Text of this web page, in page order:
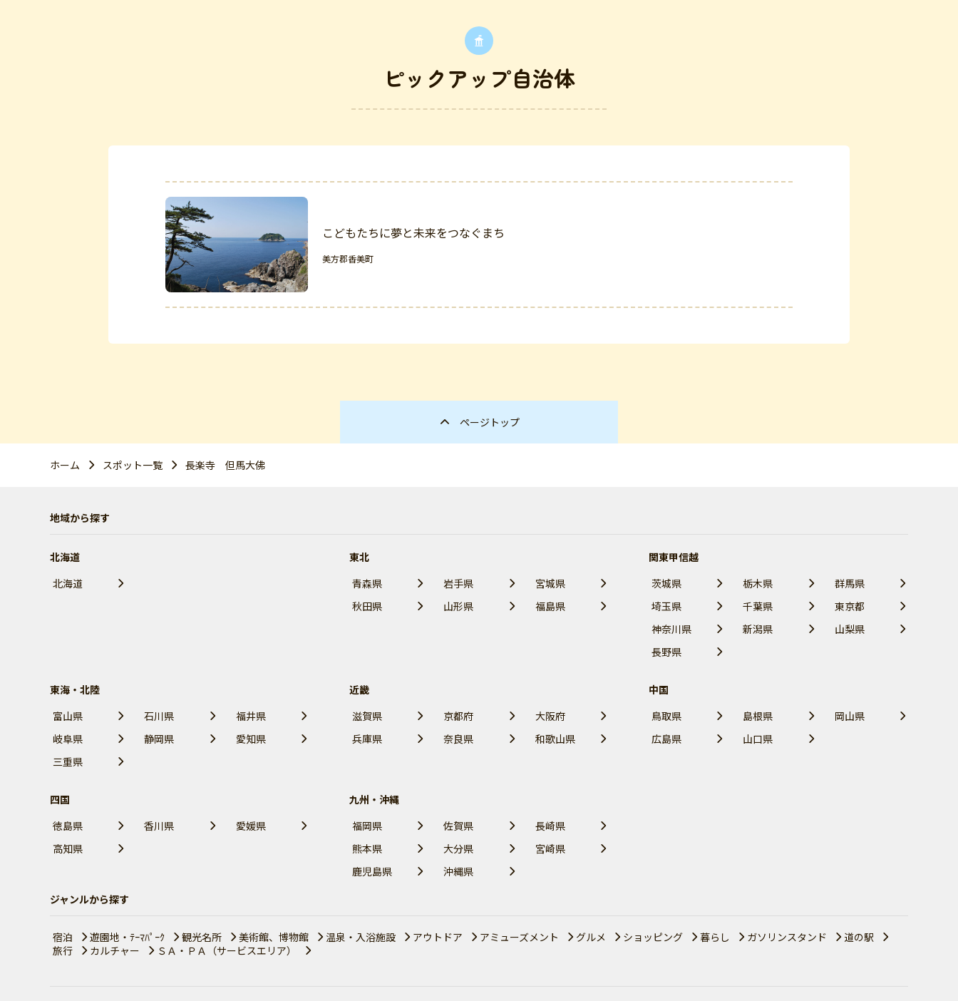
ピックアップ自治体
こどもたちに夢と未来をつなぐまち
美方郡香美町
ページトップ
ホーム スポット一覧 長楽寺 但馬大佛
地域から探す
北海道
北海道
東北
青森県
岩手県
宮城県
秋田県
山形県 福島県
関東甲信越
茨城県
栃木県
群馬県
埼玉県
千葉県
東京都
神奈川県
新潟県
山梨県
長野県
東海・北陸
富山県
石川県
福井県
岐阜県
静岡県
愛知県
三重県
近畿
滋賀県
京都府
大阪府
兵庫県
奈良県 和歌山県
中国
鳥取県
島根県
岡山県
広島県
山口県
四国
徳島県
香川県
愛媛県
高知県
九州・沖縄
福岡県
佐賀県
長崎県
熊本県
大分県
宮崎県
鹿児島県
沖縄県
ジャンルから探す
宿泊 遊園地・ﾃｰﾏﾊﾟｰｸ 観光名所 美術館、博物館 温泉・入浴施設 アウトドア アミューズメント グルメ ショッピング 暮らし ガソリンスタンド
道の駅
旅行
カルチャー ＳＡ・ＰＡ（サービスエリア）